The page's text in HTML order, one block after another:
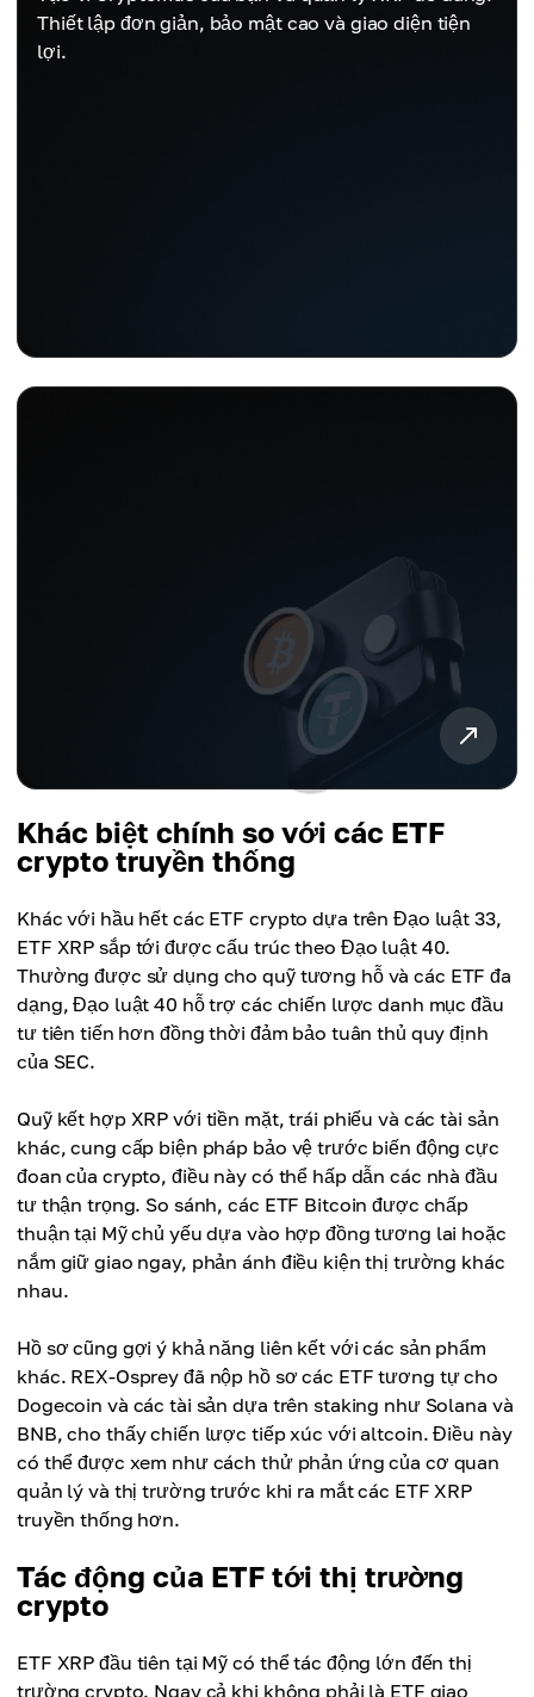
Thiết lập đơn giản, bảo mật cao và giao diện tiện
lợi.
Khác biệt chính so với các ETF
crypto truyền thống
Khác với hầu hết các ETF crypto dựa trên Đạo luật 33,
ETF XRP sắp tới được cấu trúc theo Đạo luật 40.
Thường được sử dụng cho quỹ tương hỗ và các ETF đa
dạng, Đạo luật 40 hỗ trợ các chiến lược danh mục đầu
tư tiên tiến hơn đồng thời đảm bảo tuân thủ quy định
của SEC.
Quỹ kết hợp XRP với tiền mặt, trái phiếu và các tài sản
khác, cung cấp biện pháp bảo vệ trước biến động cực
đoan của crypto, điều này có thể hấp dẫn các nhà đầu
tư thận trọng. So sánh, các ETF Bitcoin được chấp
thuận tại Mỹ chủ yếu dựa vào hợp đồng tương lai hoặc
nắm giữ giao ngay, phản ánh điều kiện thị trường khác
nhau.
Hồ sơ cũng gợi ý khả năng liên kết với các sản phẩm
khác. REX-Osprey đã nộp hồ sơ các ETF tương tự cho
Dogecoin và các tài sản dựa trên staking như Solana và
BNB, cho thấy chiến lược tiếp xúc với altcoin. Điều này
có thể được xem như cách thử phản ứng của cơ quan
quản lý và thị trường trước khi ra mắt các ETF XRP
truyền thống hơn.
Tác động của ETF tới thị trường
crypto
ETF XRP đầu tiên tại Mỹ có thể tác động lớn đến thị
trường crypto. Ngay cả khi không phải là ETF giao